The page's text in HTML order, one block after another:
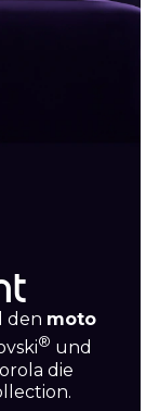
den moto
® und
die